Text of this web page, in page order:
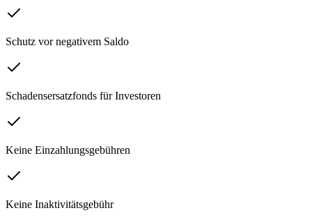
Schutz vor negativem Saldo
Schadensersatzfonds für Investoren
Keine Einzahlungsgebühren
Keine Inaktivitätsgebühr